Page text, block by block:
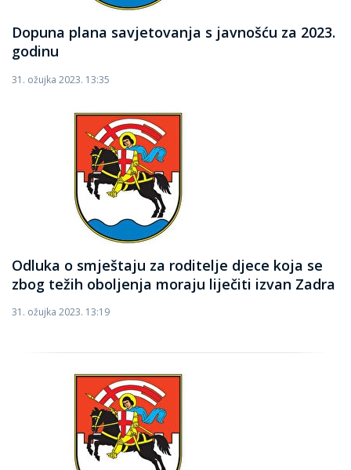
Dopuna plana savjetovanja s javnošću za 2023.
godinu
31. ožujka 2023. 13:35
Odluka o smještaju za roditelje djece koja se
zbog težih oboljenja moraju liječiti izvan Zadra
31. ožujka 2023. 13:19